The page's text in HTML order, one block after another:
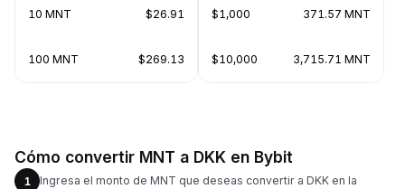
10 MNT $26.91
100 MNT $269.13
$1,000 371.57 MNT
$10,000 3,715.71 MNT
Cómo convertir MNT a DKK en Bybit
1
Ingresa el monto de MNT que deseas convertir a DKK en la